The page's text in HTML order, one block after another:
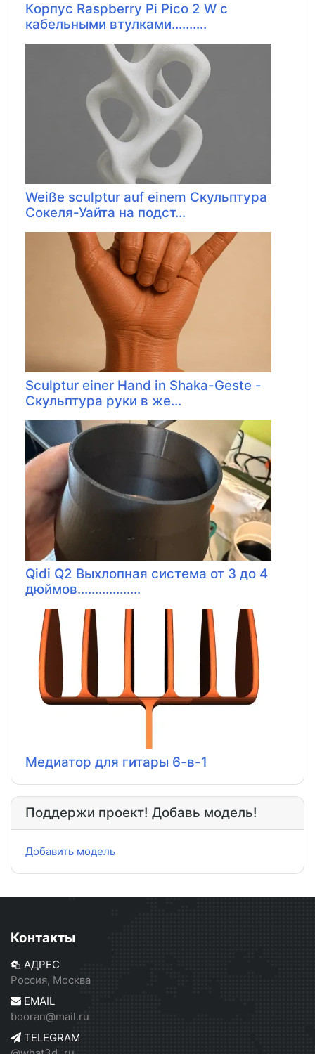
Корпус Raspberry Pi Pico 2 W с
кабельными втулками..........
Weiße sculptur auf einem Скульптура
Сокеля-Уайта на подст...
Sculptur einer Hand in Shaka-Geste -
Скульптура руки в же...
Qidi Q2 Выхлопная система от 3 до 4
дюймов..................
Медиатор для гитары 6-в-1
Поддержи проект! Добавь модель!
Добавить модель
Контакты
АДРЕС
Россия, Москва
EMAIL
booran@mail.ru
TELEGRAM